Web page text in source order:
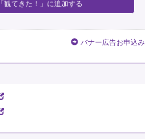
「観てきた！」に追加する
バナー広告お申込み